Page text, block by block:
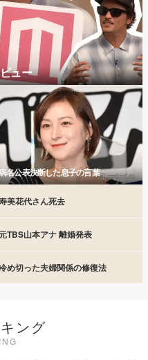
ュー
名公表決断した息子の言葉
美花代さん死去
TBS山本アナ 離婚発表
め切った夫婦関係の修復法
ング